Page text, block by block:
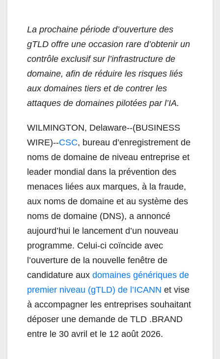
La prochaine période d’ouverture des
gTLD offre une occasion rare d’obtenir un
contrôle exclusif sur l’infrastructure de
domaine, afin de réduire les risques liés
aux domaines tiers et de contrer les
attaques de domaines pilotées par l’IA.
WILMINGTON, Delaware--(BUSINESS
WIRE)--CSC, bureau d’enregistrement de
noms de domaine de niveau entreprise et
leader mondial dans la prévention des
menaces liées aux marques, à la fraude,
aux noms de domaine et au système des
noms de domaine (DNS), a annoncé
aujourd’hui le lancement d’un nouveau
programme. Celui-ci coïncide avec
l’ouverture de la nouvelle fenêtre de
candidature aux domaines génériques de
premier niveau (gTLD) de l’ICANN et vise
à accompagner les entreprises souhaitant
déposer une demande de TLD .BRAND
entre le 30 avril et le 12 août 2026.